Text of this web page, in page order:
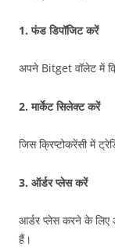
1.फंड डिपॉजिट करें
अपने Bitget वॉलेट में
2.मार्केट सिलेक्ट करें
जिस क्रिप्टोकरेंसी में
3. ऑर्डर प्लेस करें
आर्डर प्लेस करने के
हैं।